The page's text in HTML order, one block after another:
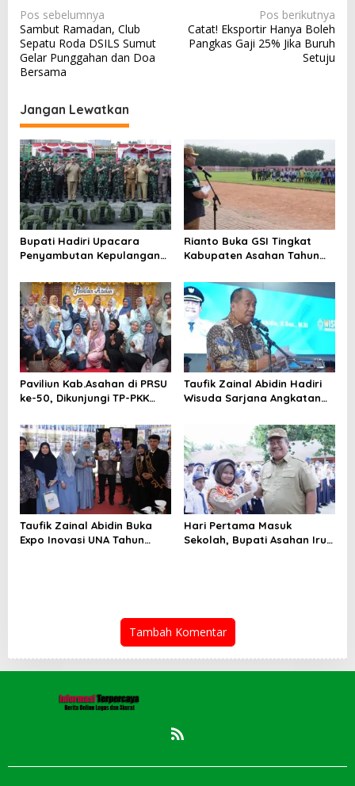
N
a
v
i
g
a
s
i
p
o
s
Pos sebelumnya
Sambut Ramadan, Club
Sepatu Roda DSILS Sumut
Gelar Punggahan dan Doa
Bersama
Pos berikutnya
Catat! Eksportir Hanya Boleh
Pangkas Gaji 25% Jika Buruh
Setuju
Jangan Lewatkan
Bupati Hadiri Upacara
Penyambutan Kepulangan
Tahun 2026
Rianto Buka GSI Tingkat
Kabupaten Asahan Tahun
Paviliun Kab.Asahan di PRSU
ke-50, Dikunjungi TP-PKK
Taufik Zainal Abidin Hadiri
Wisuda Sarjana Angkatan
Taufik Zainal Abidin Buka
Expo Inovasi UNA Tahun
Hari Pertama Masuk
Sekolah, Bupati Asahan Irup
Tambah Komentar